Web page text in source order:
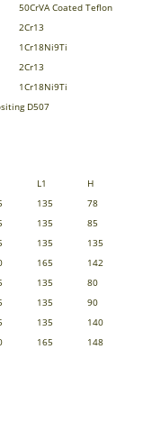
50CrVA Coated Teflon
2Cr13
1Cr18Ni9Ti
2Cr13
1Cr18Ni9Ti
D507
L1 H
135
78
135
85
135
135
165 142
135
80
135
90
135
140
165 148